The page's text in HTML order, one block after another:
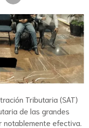
Tributaria (SAT)
de las grandes
notablemente efectiva.